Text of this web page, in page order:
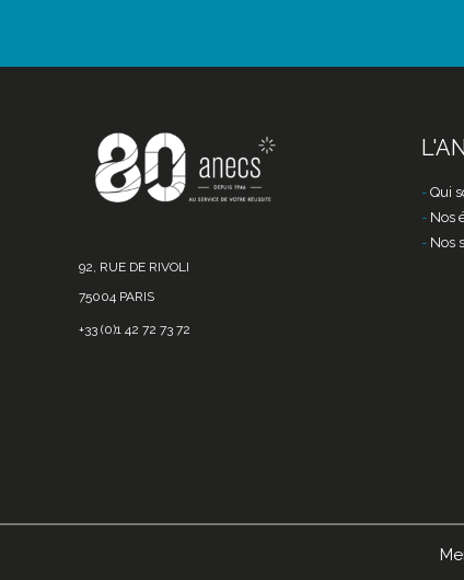
92, RUE DE RIVOLI
75004 PARIS
+33 (0)1 42 72 73 72
Qui
Nos
Nos